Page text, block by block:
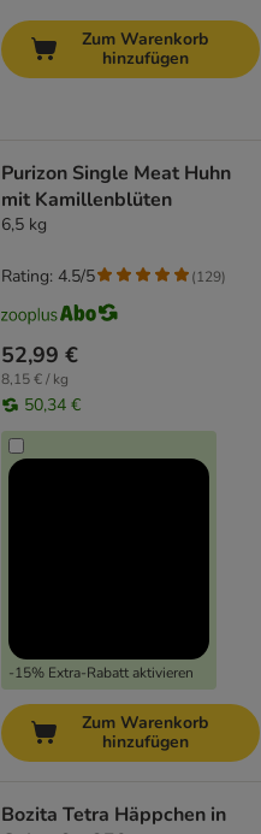
Zum Warenkorb
hinzufügen
Purizon Single Meat Huhn
mit Kamillenblüten
6,5 kg
52,99 €
8,15 € / kg
50,34 €
-15% Extra-Rabatt aktivieren
Rating: 4.5/5 (129)
Zum Warenkorb
hinzufügen
Bozita Tetra Häppchen in